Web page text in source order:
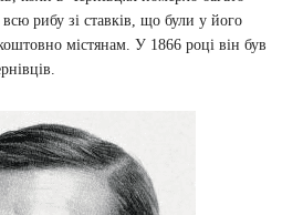
рибу зі ставків, що були у його
містянам. У 1866 році він був